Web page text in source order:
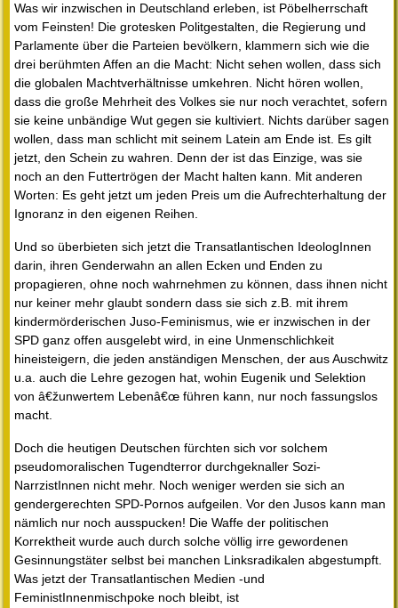
Was wir inzwischen in Deutschland erleben, ist Pöbelherrschaft
vom Feinsten! Die grotesken Politgestalten, die Regierung und
Parlamente über die Parteien bevölkern, klammern sich wie die
drei berühmten Affen an die Macht: Nicht sehen wollen, dass sich
die globalen Machtverhältnisse umkehren. Nicht hören wollen,
dass die große Mehrheit des Volkes sie nur noch verachtet, sofern
sie keine unbändige Wut gegen sie kultiviert. Nichts darüber sagen
wollen, dass man schlicht mit seinem Latein am Ende ist. Es gilt
jetzt, den Schein zu wahren. Denn der ist das Einzige, was sie
noch an den Futtertrögen der Macht halten kann. Mit anderen
Worten: Es geht jetzt um jeden Preis um die Aufrechterhaltung der
Ignoranz in den eigenen Reihen.
Und so überbieten sich jetzt die Transatlantischen IdeologInnen
darin, ihren Genderwahn an allen Ecken und Enden zu
propagieren, ohne noch wahrnehmen zu können, dass ihnen nicht
nur keiner mehr glaubt sondern dass sie sich z.B. mit ihrem
kindermörderischen Juso-Feminismus, wie er inzwischen in der
SPD ganz offen ausgelebt wird, in eine Unmenschlichkeit
hineisteigern, die jeden anständigen Menschen, der aus Auschwitz
u.a. auch die Lehre gezogen hat, wohin Eugenik und Selektion
von â€žunwertem Lebenâ€œ führen kann, nur noch fassungslos
macht.
Doch die heutigen Deutschen fürchten sich vor solchem
pseudomoralischen Tugendterror durchgeknaller Sozi-
NarrzistInnen nicht mehr. Noch weniger werden sie sich an
gendergerechten SPD-Pornos aufgeilen. Vor den Jusos kann man
nämlich nur noch ausspucken! Die Waffe der politischen
Korrektheit wurde auch durch solche völlig irre gewordenen
Gesinnungstäter selbst bei manchen Linksradikalen abgestumpft.
Was jetzt der Transatlantischen Medien -und
FeministInnenmischpoke noch bleibt, ist